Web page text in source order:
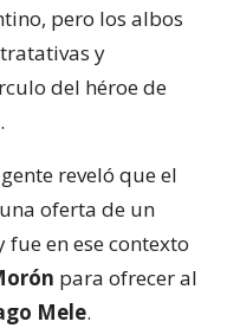
pero los albos
y
del héroe de
reveló que el
oferta de un
en ese contexto
para ofrecer al
Mele.